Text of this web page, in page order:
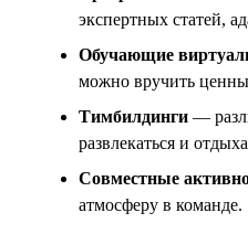
экспертных статей,
Обучающие
можно вручить
Тимбилдинги —
развлекаться и
Совместные
атмосферу в команде.